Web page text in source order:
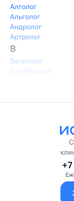
Алголог
Альголог
Андролог
Артролог
В
Вегетолог
Вертебролог
Висцеральный
Врач
Врач первичного